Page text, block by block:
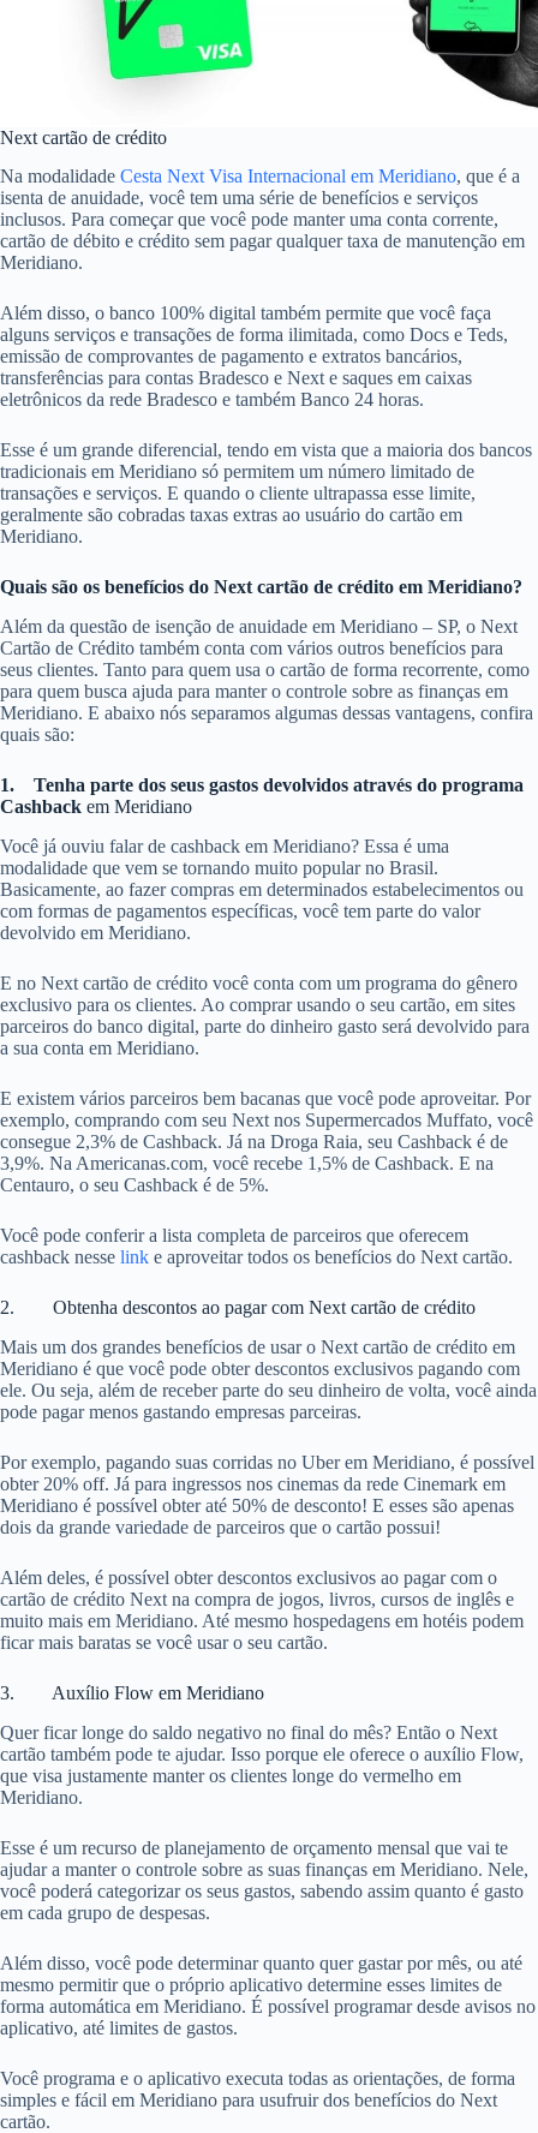
Next cartão de crédito
Na modalidade Cesta Next Visa Internacional em Meridiano, que é a
isenta de anuidade, você tem uma série de benefícios e serviços
inclusos. Para começar que você pode manter uma conta corrente,
cartão de débito e crédito sem pagar qualquer taxa de manutenção em
Meridiano.
Além disso, o banco 100% digital também permite que você faça
alguns serviços e transações de forma ilimitada, como Docs e Teds,
emissão de comprovantes de pagamento e extratos bancários,
transferências para contas Bradesco e Next e saques em caixas
eletrônicos da rede Bradesco e também Banco 24 horas.
Esse é um grande diferencial, tendo em vista que a maioria dos bancos
tradicionais em Meridiano só permitem um número limitado de
transações e serviços. E quando o cliente ultrapassa esse limite,
geralmente são cobradas taxas extras ao usuário do cartão em
Meridiano.
Quais são os benefícios do Next cartão de crédito em Meridiano?
Além da questão de isenção de anuidade em Meridiano – SP, o Next
Cartão de Crédito também conta com vários outros benefícios para
seus clientes. Tanto para quem usa o cartão de forma recorrente, como
para quem busca ajuda para manter o controle sobre as finanças em
Meridiano. E abaixo nós separamos algumas dessas vantagens, confira
quais são:
1.
Tenha parte dos seus gastos devolvidos através do programa
Cashback em Meridiano
Você já ouviu falar de cashback em Meridiano? Essa é uma
modalidade que vem se tornando muito popular no Brasil.
Basicamente, ao fazer compras em determinados estabelecimentos ou
com formas de pagamentos específicas, você tem parte do valor
devolvido em Meridiano.
E no Next cartão de crédito você conta com um programa do gênero
exclusivo para os clientes. Ao comprar usando o seu cartão, em sites
parceiros do banco digital, parte do dinheiro gasto será devolvido para
a sua conta em Meridiano.
E existem vários parceiros bem bacanas que você pode aproveitar. Por
exemplo, comprando com seu Next nos Supermercados Muffato, você
consegue 2,3% de Cashback. Já na Droga Raia, seu Cashback é de
3,9%. Na Americanas.com, você recebe 1,5% de Cashback. E na
Centauro, o seu Cashback é de 5%.
Você pode conferir a lista completa de parceiros que oferecem
cashback nesse link e aproveitar todos os benefícios do Next cartão.
2. Obtenha descontos ao pagar com Next cartão de crédito
Mais um dos grandes benefícios de usar o Next cartão de crédito em
Meridiano é que você pode obter descontos exclusivos pagando com
ele. Ou seja, além de receber parte do seu dinheiro de volta, você ainda
pode pagar menos gastando empresas parceiras.
Por exemplo, pagando suas corridas no Uber em Meridiano, é possível
obter 20% off. Já para ingressos nos cinemas da rede Cinemark em
Meridiano é possível obter até 50% de desconto! E esses são apenas
dois da grande variedade de parceiros que o cartão possui!
Além deles, é possível obter descontos exclusivos ao pagar com o
cartão de crédito Next na compra de jogos, livros, cursos de inglês e
muito mais em Meridiano. Até mesmo hospedagens em hotéis podem
ficar mais baratas se você usar o seu cartão.
3. Auxílio Flow em Meridiano
Quer ficar longe do saldo negativo no final do mês? Então o Next
cartão também pode te ajudar. Isso porque ele oferece o auxílio Flow,
que visa justamente manter os clientes longe do vermelho em
Meridiano.
Esse é um recurso de planejamento de orçamento mensal que vai te
ajudar a manter o controle sobre as suas finanças em Meridiano. Nele,
você poderá categorizar os seus gastos, sabendo assim quanto é gasto
em cada grupo de despesas.
Além disso, você pode determinar quanto quer gastar por mês, ou até
mesmo permitir que o próprio aplicativo determine esses limites de
forma automática em Meridiano. É possível programar desde avisos no
aplicativo, até limites de gastos.
Você programa e o aplicativo executa todas as orientações, de forma
simples e fácil em Meridiano para usufruir dos benefícios do Next
cartão.